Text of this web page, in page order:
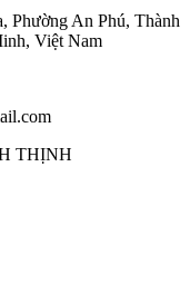
An Phú, Thành
Việt Nam
THỊNH